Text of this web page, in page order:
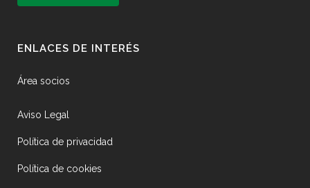
ENLACES DE INTERÉS
Área socios
Aviso Legal
Política de privacidad
Política de cookies